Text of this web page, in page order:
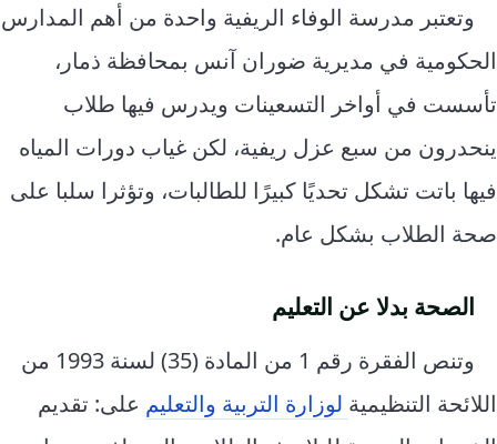
وتعتبر مدرسة الوفاء الريفية واحدة من أهم المدارس
الحكومية في مديرية ضوران آنس بمحافظة ذمار،
تأسست في أواخر التسعينات ويدرس فيها طلاب
ينحدرون من سبع عزل ريفية، لكن غياب دورات المياه
فيها باتت تشكل تحديًا كبيرًا للطالبات، وتؤثرا سلبا على
صحة الطلاب بشكل عام.
الصحة بدلا عن التعليم
وتنص الفقرة رقم 1 من المادة (35) لسنة 1993 من
اللائحة التنظيمية لوزارة التربية والتعليم على: تقديم